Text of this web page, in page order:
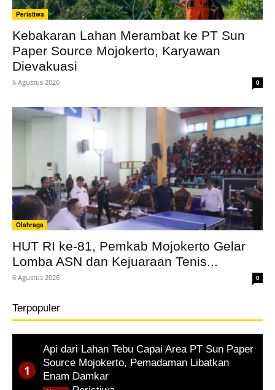
Peristiwa
Kebakaran Lahan Merambat ke PT Sun
Paper Source Mojokerto, Karyawan
Dievakuasi
6 Agustus 2026 0
Olahraga
HUT RI ke-81, Pemkab Mojokerto Gelar
Lomba ASN dan Kejuaraan Tenis...
6 Agustus 2026 0
Terpopuler
Api dari Lahan Tebu Capai Area PT Sun Paper
Source Mojokerto, Pemadaman Libatkan
Enam Damkar